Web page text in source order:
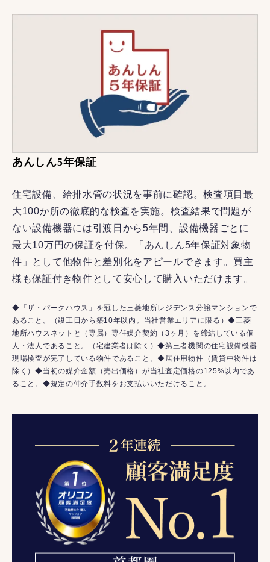
あんしん5年保証
住宅設備、給排水管の状況を事前に確認。検査項目最
大100か所の徹底的な検査を実施。検査結果で問題が
ない設備機器には引渡日から5年間、設備機器ごとに
最大10万円の保証を付保。「あんしん5年保証対象物
件」として他物件と差別化をアピールできます。買主
様も保証付き物件として安心して購入いただけます。
◆「ザ・パークハウス」を冠した三菱地所レジデンス分譲マンションで
あること。（竣工日から築10年以内。当社営業エリアに限る）◆三菱
地所ハウスネットと（専属）専任媒介契約（3ヶ月）を締結している個
人・法人であること。（宅建業者は除く）◆第三者機関の住宅設備機器
現場検査が完了している物件であること。◆居住用物件（賃貸中物件は
除く）◆当初の媒介金額（売出価格）が当社査定価格の125%以内であ
ること。◆規定の仲介手数料をお支払いいただけること。